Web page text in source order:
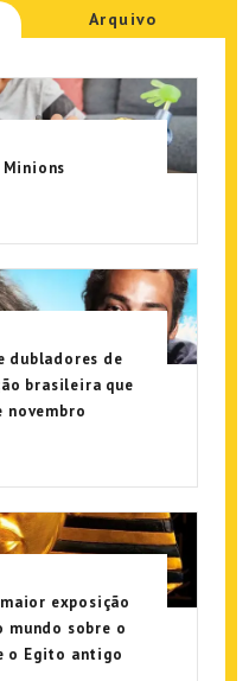
Arquivo
dubladores de
brasileira que
novembro
exposição
sobre o
o Egito antigo